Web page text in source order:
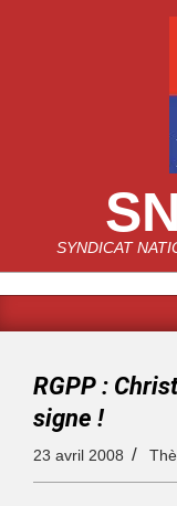
SYNDICAT
RGPP :
signe !
23 avril 2008